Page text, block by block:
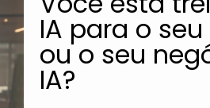
IA para o
ou o seu
IA?